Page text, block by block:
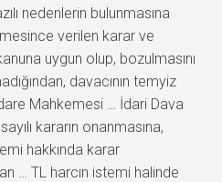
nedenlerin bulunmasına
verilen karar ve
uygun olup, bozulmasını
davacının temyiz
Mahkemesi … İdari Dava
kararın onanmasına,
hakkında karar
… TL harcın istemi halinde